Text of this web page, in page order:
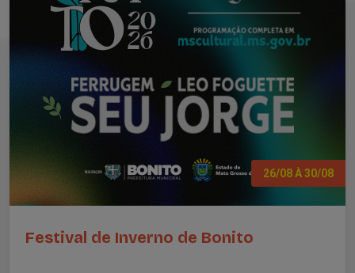
26/08 À 30/08
Festival de Inverno de Bonito